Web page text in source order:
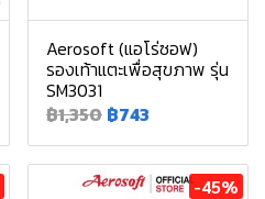
Aerosoft (แอโร่ซอฟ)
รองเท้าแตะเพื่อสุขภาพ รุ่น
SM3031
฿1,350 ฿743
-45%